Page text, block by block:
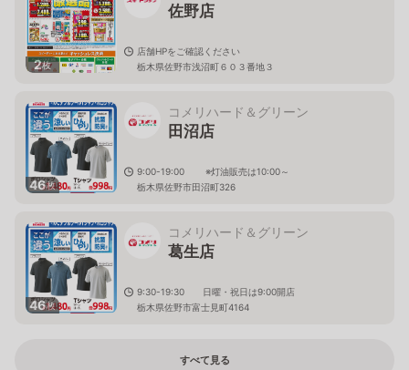
2枚
佐野店
店舗HPをご確認ください
栃木県佐野市浅沼町６０３番地３
46枚
コメリハード＆グリーン
田沼店
9:00-19:00 ※灯油販売は10:00～
栃木県佐野市田沼町326
46枚
コメリハード＆グリーン
葛生店
9:30-19:30 日曜・祝日は9:00開店
栃木県佐野市富士見町4164
すべて見る